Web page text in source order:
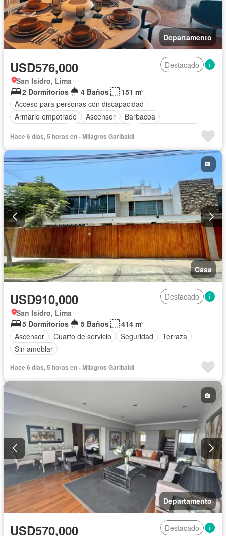
Departamento
USD576,000
Destacado
San Isidro, Lima
2 Dormitorios
4 Baños
151 m²
Acceso para personas con discapacidad
Armario empotrado
Ascensor
Barbacoa
Cochera
Gas natural Gimnasio
Vigilante
Seguridad Terraza
Vista panorámica
Sin amoblar
Hace 6 días, 5 horas en - Milagros Garibaldi
Casa
USD910,000
Destacado
San Isidro, Lima
5 Dormitorios
5 Baños
414 m²
Ascensor
Cuarto de servicio Seguridad
Terraza
Sin amoblar
Hace 6 días, 5 horas en - Milagros Garibaldi
Departamento
USD570,000 Destacado